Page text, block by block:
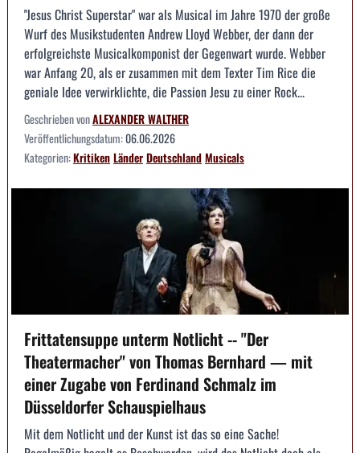
"Jesus Christ Superstar" war als Musical im Jahre 1970 der große
Wurf des Musikstudenten Andrew Lloyd Webber, der dann der
erfolgreichste Musicalkomponist der Gegenwart wurde. Webber
war Anfang 20, als er zusammen mit dem Texter Tim Rice die
geniale Idee verwirklichte, die Passion Jesu zu einer Rock...
Geschrieben vonALEXANDER WALTHER
Veröffentlichungsdatum:06.06.2026
Kategorien:KritikenLänderDeutschlandMusicals
Frittatensuppe unterm Notlicht -- "Der
Theatermacher" von Thomas Bernhard — mit
einer Zugabe von Ferdinand Schmalz im
Düsseldorfer Schauspielhaus
Mit dem Notlicht und der Kunst ist das so eine Sache!